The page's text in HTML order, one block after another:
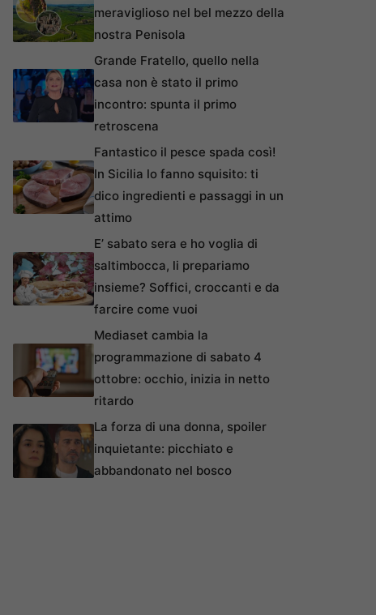
meraviglioso nel bel mezzo della
nostra Penisola
Grande Fratello, quello nella
casa non è stato il primo
incontro: spunta il primo
retroscena
Fantastico il pesce spada così!
In Sicilia lo fanno squisito: ti
dico ingredienti e passaggi in un
attimo
E’ sabato sera e ho voglia di
saltimbocca, li prepariamo
insieme? Soffici, croccanti e da
farcire come vuoi
Mediaset cambia la
programmazione di sabato 4
ottobre: occhio, inizia in netto
ritardo
La forza di una donna, spoiler
inquietante: picchiato e
abbandonato nel bosco